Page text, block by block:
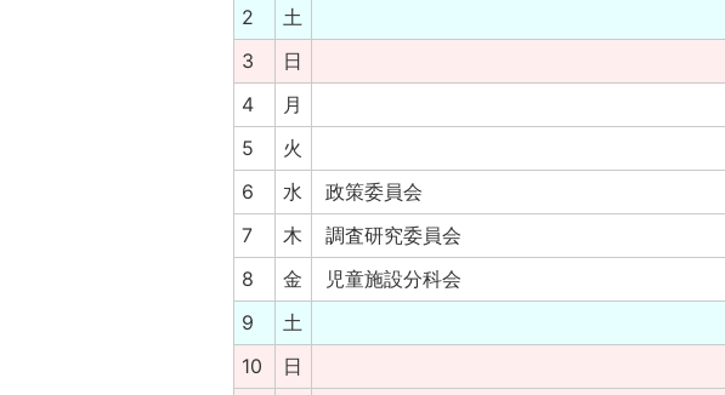
2
土
3
日
4
月
5
火
6
水
政策委員会
7
木
調査研究委員会
8
金
児童施設分科会
9
土
10
日